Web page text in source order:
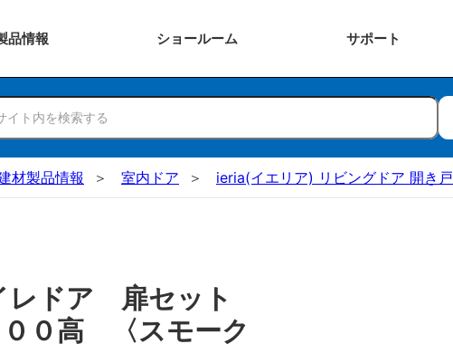
品情報 ショールーム サポート
材製品情報 室内ドア ieria(イエリア) リビングドア 開き戸
レドア 扉セット
０高 〈スモーク